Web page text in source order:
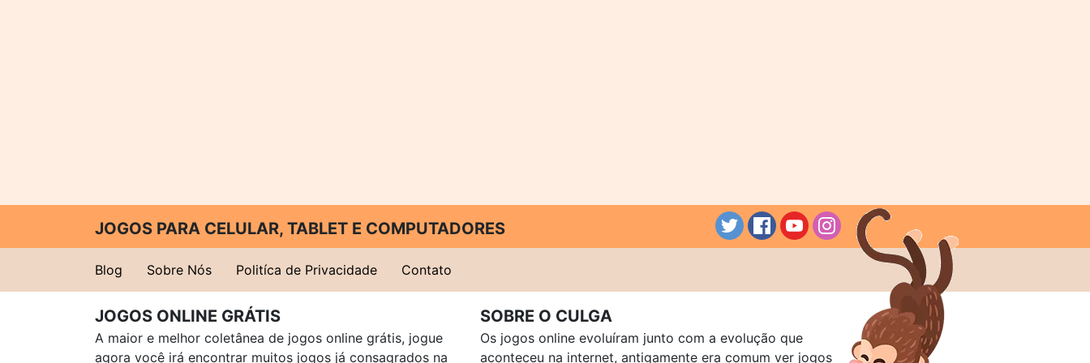
JOGOS PARA CELULAR, TABLET E COMPUTADORES
Blog Sobre Nós Politíca de Privacidade Contato
JOGOS ONLINE GRÁTIS
A maior e melhor coletânea de jogos online grátis, jogue
agora você irá encontrar muitos jogos já consagrados na
SOBRE O CULGA
Os jogos online evoluíram junto com a evolução que
aconteceu na internet, antigamente era comum ver jogos